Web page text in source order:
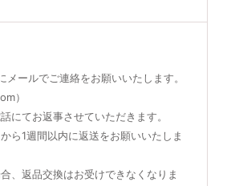
メールでご連絡をお願いいたします。
）
にてお返事させていただきます。
ら1週間以内に返送をお願いいたしま
、返品交換はお受けできなくなりま